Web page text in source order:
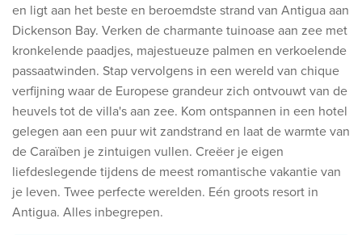
Bekijk alle rondreizen
Ontdek onze thema's
Huwelijksreis
Adults only
Luxury
Bekijk alle thema's
en ligt aan het beste en beroemdste strand van Antigua aan
Dickenson Bay. Verken de charmante tuinoase aan zee met
kronkelende paadjes, majestueuze palmen en verkoelende
passaatwinden. Stap vervolgens in een wereld van chique
verfijning waar de Europese grandeur zich ontvouwt van de
heuvels tot de villa's aan zee. Kom ontspannen in een hotel
gelegen aan een puur wit zandstrand en laat de warmte van
de Caraïben je zintuigen vullen. Creëer je eigen
liefdeslegende tijdens de meest romantische vakantie van
je leven. Twee perfecte werelden. Eén groots resort in
Antigua. Alles inbegrepen.